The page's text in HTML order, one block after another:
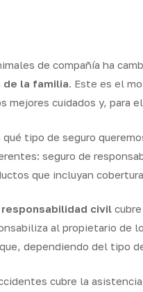
de compañía ha
de la familia. Este es el
mejores cuidados y, para
tipo de seguro
seguro de
que incluyan
responsabilidad civil
al propietario de
dependiendo del tipo
cubre la